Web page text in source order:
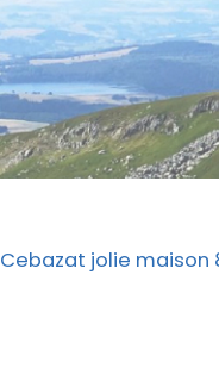
Cebazat jolie maison